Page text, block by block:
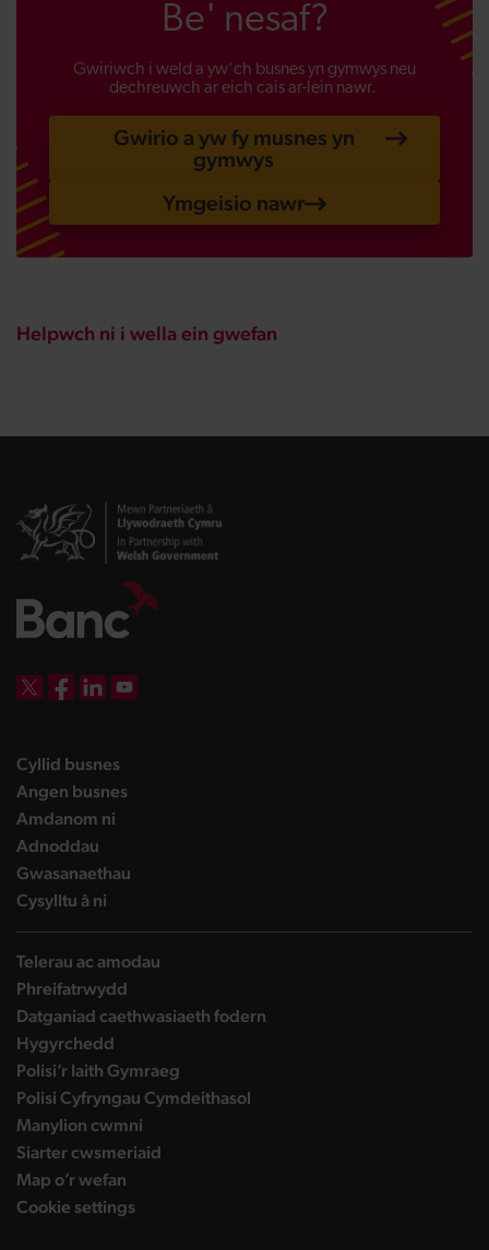
Be' nesaf?
Gwiriwch i weld a yw'ch busnes yn gymwys neu
dechreuwch ar eich cais ar-lein nawr.
Gwirio a yw fy musnes yn
gymwys
Ymgeisio nawr
Helpwch ni i wella ein gwefan
Cyllid busneslanding page
Angen busneslanding page
Amdanom ni
Adnoddau
Gwasanaethau
Cysylltu â ni
Telerau ac amodau
Phreifatrwydd
Datganiad caethwasiaeth fodern
Hygyrchedd
Polisi’r Iaith Gymraeg
Polisi Cyfryngau Cymdeithasol
Manylion cwmni
Siarter cwsmeriaid
Map o’r wefan
Cookie settings